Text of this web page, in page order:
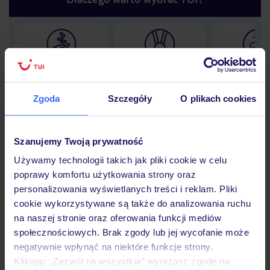
Zgoda Szczegóły O plikach cookies
Szanujemy Twoją prywatność
Używamy technologii takich jak pliki cookie w celu
poprawy komfortu użytkowania strony oraz
personalizowania wyświetlanych treści i reklam. Pliki
cookie wykorzystywane są także do analizowania ruchu
na naszej stronie oraz oferowania funkcji mediów
społecznościowych. Brak zgody lub jej wycofanie może
negatywnie wpłynąć na niektóre funkcje strony.
Klikając „Zezwól na wszystkie” wyrażasz zgodę na
Lider niskich cen 30 lat w
Hotel
Opinie
Pokoje